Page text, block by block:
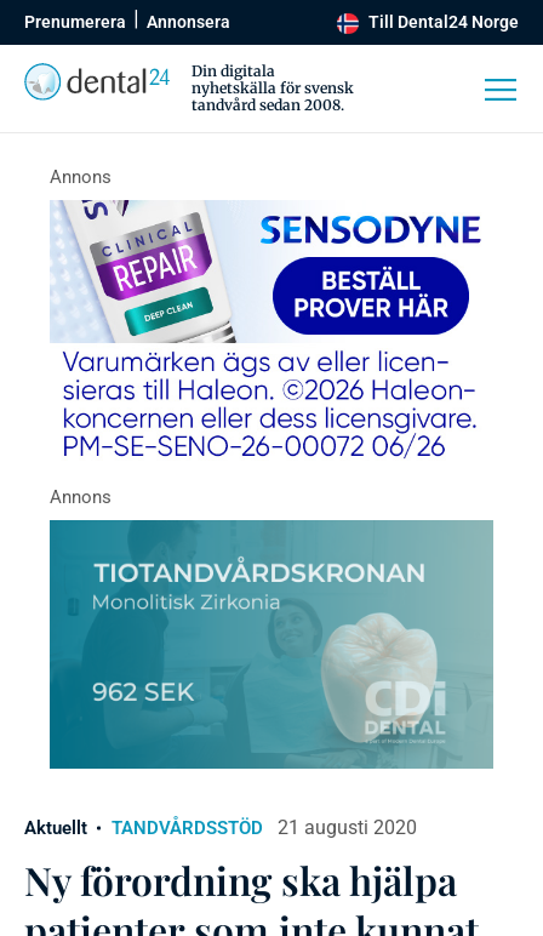
Prenumerera Annonsera Till Dental24 Norge
Din digitala
nyhetskälla för svensk
tandvård sedan 2008.
Aktuellt TANDVÅRDSSTÖD 21 augusti 2020
Ny förordning ska hjälpa